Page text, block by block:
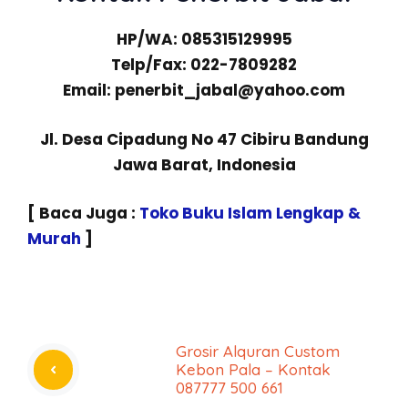
HP/WA: 085315129995
Telp/Fax: 022-7809282
Email: penerbit_jabal@yahoo.com
Jl. Desa Cipadung No 47 Cibiru Bandung
Jawa Barat, Indonesia
[ Baca Juga : Toko Buku Islam Lengkap &
Murah ]
Grosir Alquran Custom
Kebon Pala – Kontak
087777 500 661